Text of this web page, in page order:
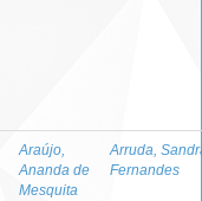
Araújo,
Ananda de
Mesquita
Arruda,
Fernandes